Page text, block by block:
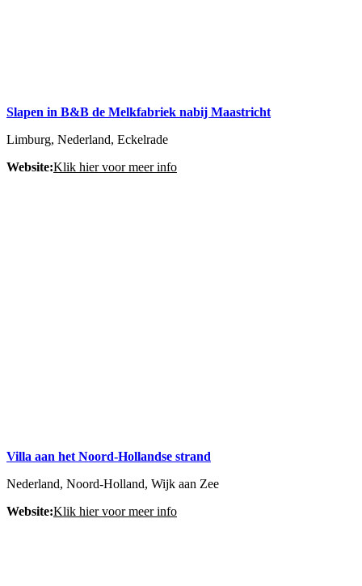
Slapen in B&B de Melkfabriek nabij Maastricht
Limburg, Nederland, Eckelrade
Website:Klik hier voor meer info
Villa aan het Noord-Hollandse strand
Nederland, Noord-Holland, Wijk aan Zee
Website:Klik hier voor meer info